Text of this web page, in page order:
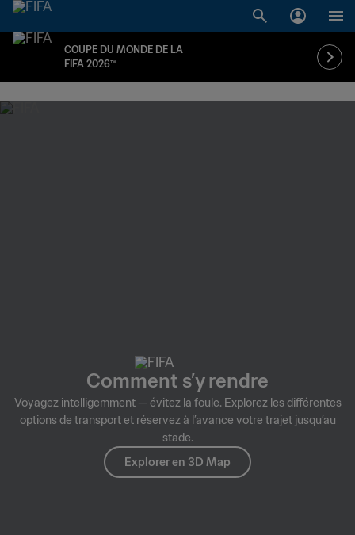
COUPE DU MONDE DE LA
FIFA 2026™
Comment s’y rendre
Voyagez intelligemment — évitez la foule. Explorez les différentes
options de transport et réservez à l’avance votre trajet jusqu’au
stade.
Explorer en 3D Map